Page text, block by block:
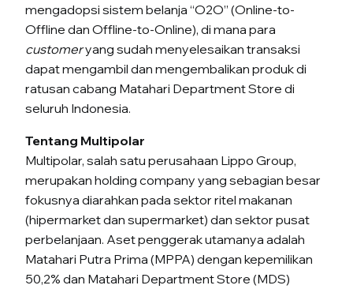
mengadopsi sistem belanja “O2O” (Online-to-
Offline dan Offline-to-Online), di mana para
customeryang sudah menyelesaikan transaksi
dapat mengambil dan mengembalikan produk di
ratusan cabang Matahari Department Store di
seluruh Indonesia.
Tentang Multipolar
Multipolar, salah satu perusahaan Lippo Group,
merupakan holding company yang sebagian besar
fokusnya diarahkan pada sektor ritel makanan
(hipermarket dan supermarket) dan sektor pusat
perbelanjaan. Aset penggerak utamanya adalah
Matahari Putra Prima (MPPA) dengan kepemilikan
50,2% dan Matahari Department Store (MDS)